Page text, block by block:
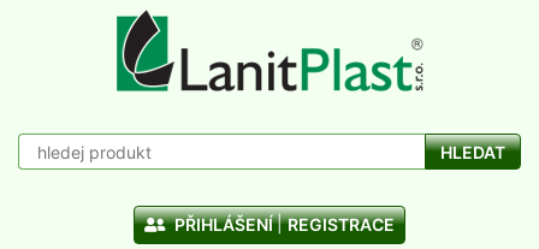
HLEDAT
PŘIHLÁŠENÍ REGISTRACE